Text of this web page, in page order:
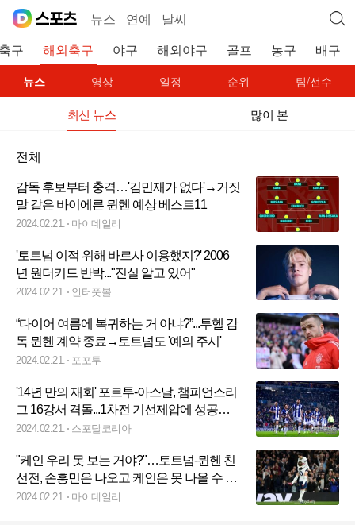
뉴스 연예 날씨
구 해외축구 야구 해외야구 골프 농구 배구
뉴스 영상 일정 순위 팀/선수
최신 뉴스 많이 본
전체
감독 후보부터 충격…'김민재가 없다'→거짓
말 같은 바이에른 뮌헨 예상 베스트11
2024.02.21. 마이데일리
'토트넘 이적 위해 바르사 이용했지?' 2006
년 원더키드 반박..."진실 알고 있어"
2024.02.21. 인터풋볼
“다이어 여름에 복귀하는 거 아냐?”...투헬 감
독 뮌헨 계약 종료→토트넘도 '예의 주시'
2024.02.21. 포포투
'14년 만의 재회' 포르투-아스날, 챔피언스리
그 16강서 격돌...1차전 기선제압에 성공할
팀은?
2024.02.21. 스포탈코리아
"케인 우리 못 보는 거야?"…토트넘-뮌헨 친
선전, 손흥민은 나오고 케인은 못 나올 수 있
다! 왜? '유로 2024 변수'
2024.02.21. 마이데일리